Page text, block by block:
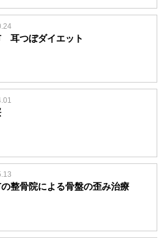
耳つぼダイエット
整骨院による骨盤の歪み治療